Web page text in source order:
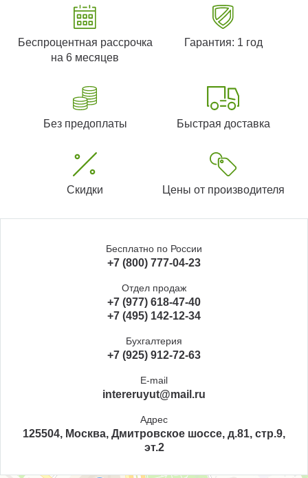
Беспроцентная рассрочка
на 6 месяцев
Гарантия: 1 год
Без предоплаты Быстрая доставка
Скидки Цены от производителя
Бесплатно по России
+7 (800) 777-04-23
Отдел продаж
+7 (977) 618-47-40
+7 (495) 142-12-34
Бухгалтерия
+7 (925) 912-72-63
E-mail
intereruyut@mail.ru
Адрес
125504, Москва, Дмитровское шоссе, д.81, стр.9,
эт.2